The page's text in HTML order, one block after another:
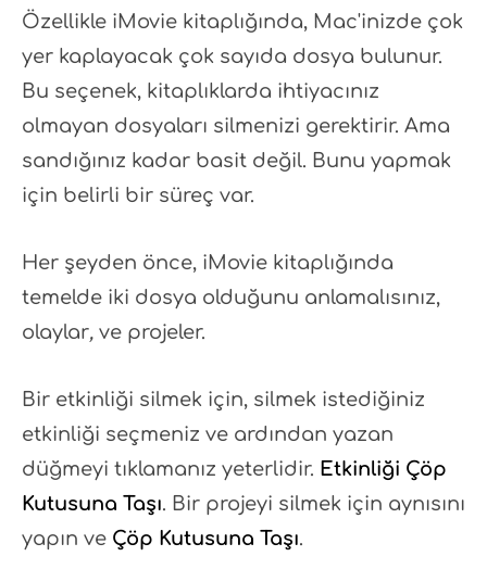
Özellikle iMovie kitaplığında, Mac'inizde çok
yer kaplayacak çok sayıda dosya bulunur.
Bu seçenek, kitaplıklarda ihtiyacınız
olmayan dosyaları silmenizi gerektirir. Ama
sandığınız kadar basit değil. Bunu yapmak
için belirli bir süreç var.
Her şeyden önce, iMovie kitaplığında
temelde iki dosya olduğunu anlamalısınız,
olaylar, ve projeler.
Bir etkinliği silmek için, silmek istediğiniz
etkinliği seçmeniz ve ardından yazan
düğmeyi tıklamanız yeterlidir. Etkinliği Çöp
Kutusuna Taşı. Bir projeyi silmek için aynısını
yapın ve Çöp Kutusuna Taşı.